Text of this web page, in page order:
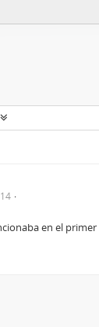
en el